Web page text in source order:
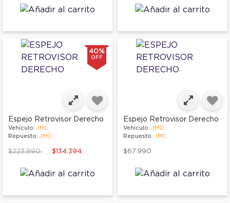
40%
OFF
Espejo Retrovisor Derecho
Vehículo: JMC
Repuesto: JMC
Price reduced from
$223.990to $134.394
Espejo Retrovisor Derecho
Vehículo: JMC
Repuesto: JMC
$67.990